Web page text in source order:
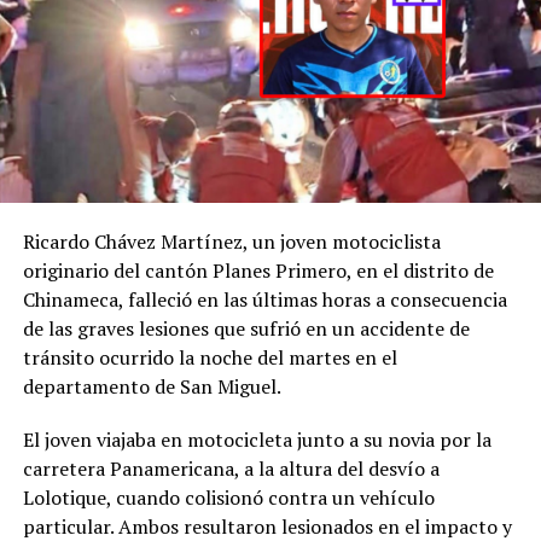
C., la@FGR_SVactivó
el protocolo de
búsqueda, en
coordinación con la
@PNCSV.
Afortunadamente, ha
sido localizado sin ser
víctima de ningún
delito.
pic.twitter.com/
— Fiscalía General de
Ricardo Chávez Martínez, un joven motociclista
originario del cantón Planes Primero, en el distrito de
Chinameca, falleció en las últimas horas a consecuencia
de las graves lesiones que sufrió en un accidente de
tránsito ocurrido la noche del martes en el
departamento de San Miguel.
El joven viajaba en motocicleta junto a su novia por la
carretera Panamericana, a la altura del desvío a
Lolotique, cuando colisionó contra un vehículo
particular. Ambos resultaron lesionados en el impacto y